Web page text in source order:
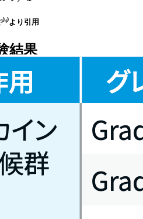
より引用
結果
301試験の結果に基づく
象とした第3相DeLLphi‑304試
イン2025年版で推奨変更､
った｡
治療
61.
｡ プラチナ製剤併用療法 (±抗PD-L1